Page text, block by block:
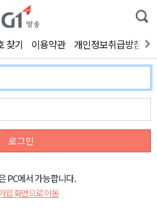
통
합
색
찾기 이용약관 개인정보취급방침
로그인
PC에서 가능합니다.
입 화면으로 이동